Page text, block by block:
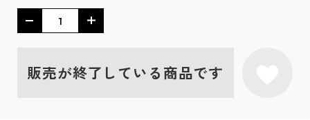
販売が終了している商品です